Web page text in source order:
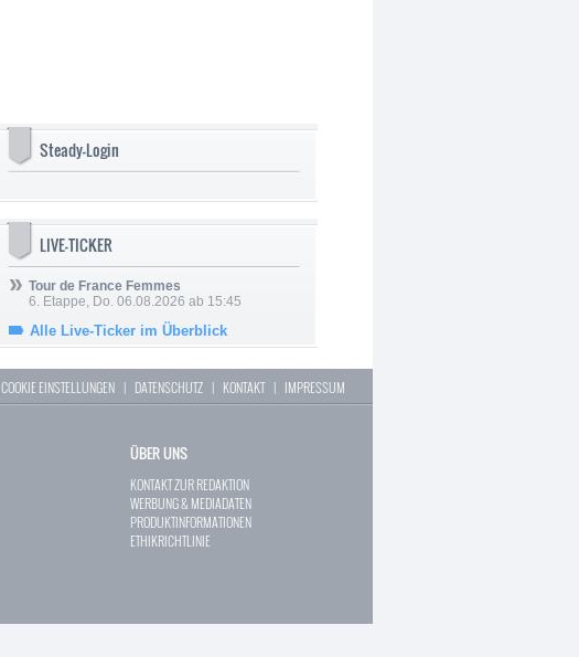
Steady-Login
LIVE-TICKER
Tour de France Femmes
6. Etappe, Do. 06.08.2026 ab 15:45
Alle Live-Ticker im Überblick
COOKIE EINSTELLUNGEN | DATENSCHUTZ | KONTAKT| IMPRESSUM
ÜBER UNS
KONTAKT ZUR REDAKTION
WERBUNG & MEDIADATEN
PRODUKTINFORMATIONEN
ETHIKRICHTLINIE